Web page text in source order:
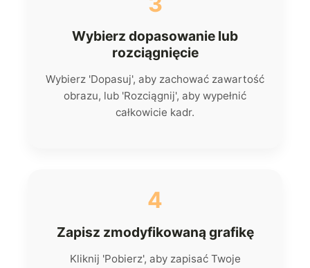
Wybierz dopasowanie lub
rozciągnięcie
Wybierz 'Dopasuj', aby zachować zawartość
obrazu, lub 'Rozciągnij', aby wypełnić
całkowicie kadr.
4
Zapisz zmodyfikowaną grafikę
Kliknij 'Pobierz', aby zapisać Twoje